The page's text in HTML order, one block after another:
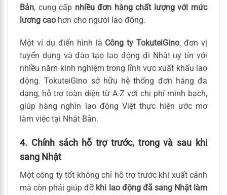
Bản, cung cấp nhiều đơn hàng chất lượng với mức
lương cao hơn cho người lao động.
Một ví dụ điển hình là Công ty TokuteiGino, đơn vị
tuyển dụng và đào tạo lao động đi Nhật uy tín với
nhiều năm kinh nghiệm trong lĩnh vực xuất khẩu lao
động. TokuteiGino sở hữu hệ thống đơn hàng đa
dạng, hỗ trợ toàn diện từ A-Z với chi phí minh bạch,
giúp hàng nghìn lao động Việt thực hiện ước mơ
làm việc tại Nhật Bản.
4. Chính sách hỗ trợ trước, trong và sau khi
sang Nhật
Một công ty tốt không chỉ hỗ trợ trước khi xuất cảnh
mà còn phải giúp đỡ khi lao động đã sang Nhật làm